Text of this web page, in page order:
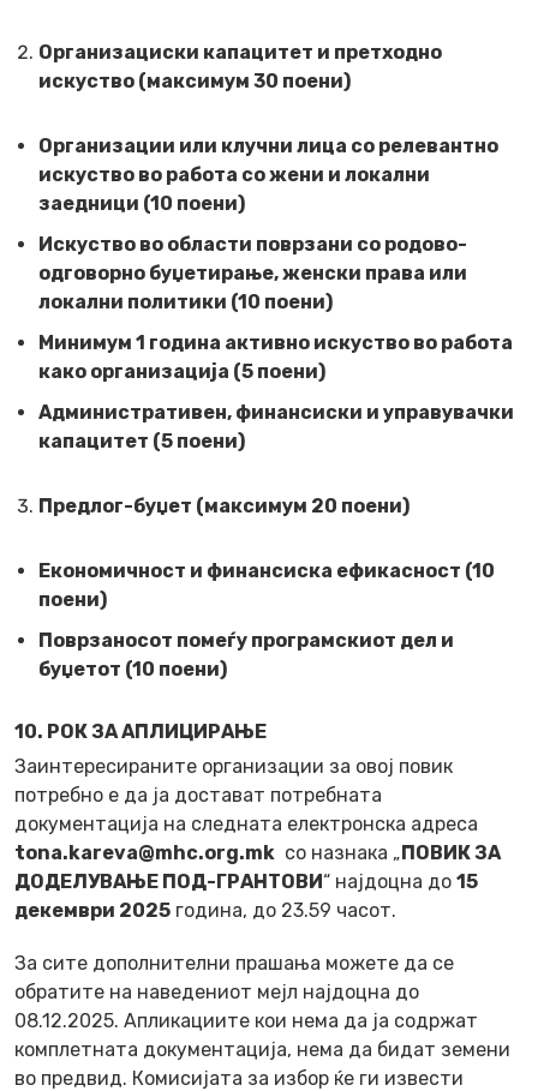
Организациски капацитет и претходно
искуство (максимум 30 поени)
Организации или клучни лица со релевантно
искуство во работа со жени и локални
заедници (10 поени)
Искуство во области поврзани со родово-
одговорно буџетирање, женски права или
локални политики (10 поени)
Минимум 1 година активно искуство во работа
како организација (5 поени)
Административен, финансиски и управувачки
капацитет (5 поени)
Предлог-буџет (максимум 20 поени)
Економичност и финансиска ефикасност (10
поени)
Поврзаносот помеѓу програмскиот дел и
буџетот (10 поени)
10. РОК ЗА АПЛИЦИРАЊЕ
Заинтересираните организации за овој повик
потребно е да ја достават потребната
документација на следната електронска адреса
tona.kareva@mhc.org.mk со назнака „ПОВИК ЗА
ДОДЕЛУВАЊЕ ПОД-ГРАНТОВИ“ најдоцна до 15
декември 2025 година, до 23.59 часот.
За сите дополнителни прашања можете да се
обратите на наведениот мејл најдоцна до
08.12.2025. Апликациите кои нема да ја содржат
комплетната документација, нема да бидат земени
во предвид. Комисијата за избор ќе ги извести